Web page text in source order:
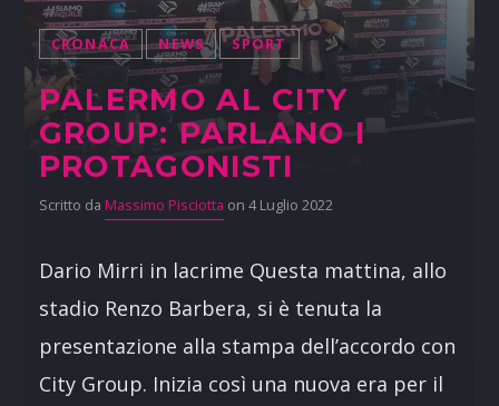
CRONACA NEWS SPORT
PALERMO AL CITY
GROUP: PARLANO I
PROTAGONISTI
Scritto da Massimo Pisciotta on 4 Luglio 2022
Dario Mirri in lacrime Questa mattina, allo
stadio Renzo Barbera, si è tenuta la
presentazione alla stampa dell’accordo con
City Group. Inizia così una nuova era per il